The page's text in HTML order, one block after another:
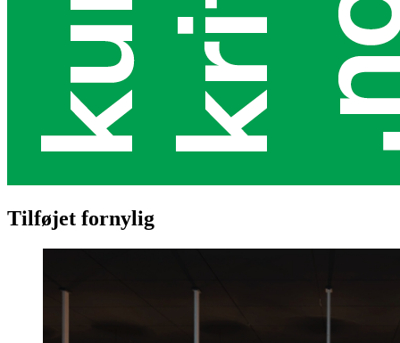
Tilføjet fornylig